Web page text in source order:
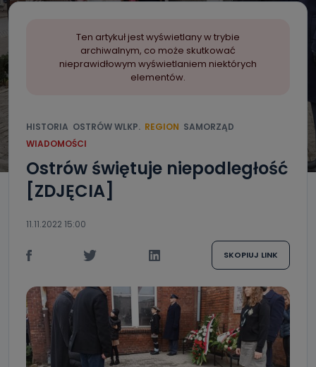
Ten artykuł jest wyświetlany w trybie
archiwalnym, co może skutkować
nieprawidłowym wyświetlaniem niektórych
elementów.
HISTORIA OSTRÓW WLKP. REGION SAMORZĄD
WIADOMOŚCI
Ostrów świętuje niepodległość
[ZDJĘCIA]
11.11.2022 15:00
SKOPIUJ LINK